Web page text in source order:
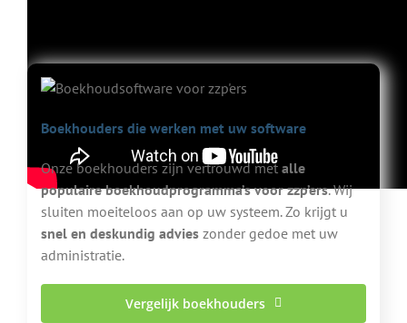
Boekhouders die werken met uw software
Onze boekhouders zijn vertrouwd met alle
populaire boekhoudprogramma’s voor zzp’ers. Wij
sluiten moeiteloos aan op uw systeem. Zo krijgt u
snel en deskundig advies zonder gedoe met uw
administratie.
Vergelijk boekhouders